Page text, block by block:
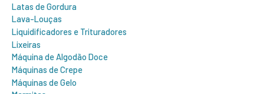
Latas de Gordura
Lava-Louças
Liquidificadores e Trituradores
Lixeiras
Máquina de Algodão Doce
Máquinas de Crepe
Máquinas de Gelo